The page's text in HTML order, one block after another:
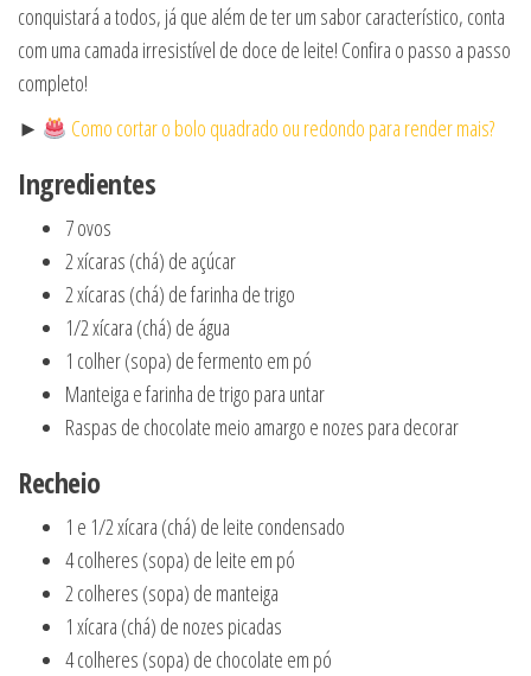
conquistará a todos, já que além de ter um sabor característico, conta
com uma camada irresistível de doce de leite! Confira o passo a passo
completo!
►
Como cortar o bolo quadrado ou redondo para render mais?
Ingredientes
7 ovos
2 xícaras (chá) de açúcar
2 xícaras (chá) de farinha de trigo
1/2 xícara (chá) de água
1 colher (sopa) de fermento em pó
Manteiga e farinha de trigo para untar
Raspas de chocolate meio amargo e nozes para decorar
Recheio
1 e 1/2 xícara (chá) de leite condensado
4 colheres (sopa) de leite em pó
2 colheres (sopa) de manteiga
1 xícara (chá) de nozes picadas
4 colheres (sopa) de chocolate em pó